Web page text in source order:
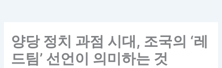
양당 정치 과점 시대, 조국의 ‘레
드팀’ 선언이 의미하는 것